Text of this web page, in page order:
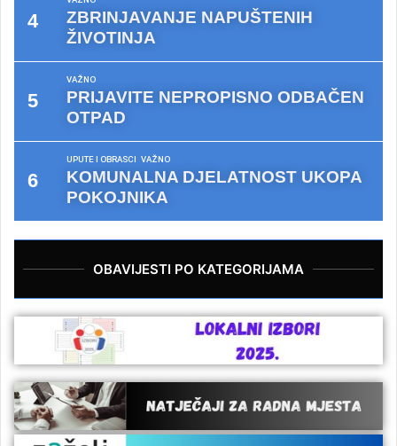
ZBRINJAVANJE NAPUŠTENIH
ŽIVOTINJA
VAŽNO
PRIJAVITE NEPROPISNO ODBAČEN
OTPAD
UPUTE I OBRASCI VAŽNO
KOMUNALNA DJELATNOST UKOPA
POKOJNIKA
OBAVIJESTI PO KATEGORIJAMA